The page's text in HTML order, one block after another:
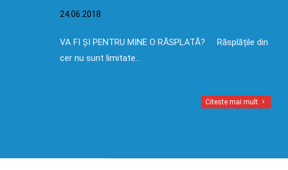
24.06.2018
VA FI ȘI PENTRU MINE O RĂSPLATĂ? Răsplățile din
cer nu sunt limitate…
Citeste mai mult